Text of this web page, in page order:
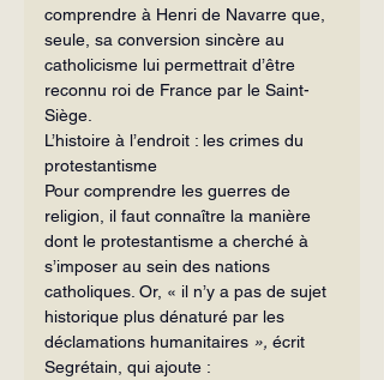
comprendre à Henri de Navarre que,
seule, sa conversion sincère au
catholicisme lui permettrait d’être
reconnu roi de France par le Saint-
Siège.
L’histoire à l’endroit : les crimes du
protestantisme
Pour comprendre les guerres de
religion, il faut connaître la manière
dont le protestantisme a cherché à
s’imposer au sein des nations
catholiques. Or, « il n’y a pas de sujet
historique plus dénaturé par les
déclamations humanitaires », écrit
Segrétain, qui ajoute :